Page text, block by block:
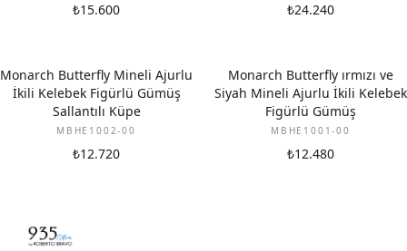
₺15.600 ₺24.240
Monarch Butterfly Mineli Ajurlu
İkili Kelebek Figürlü Gümüş
Sallantılı Küpe
MBHE1002-00
₺12.720
Monarch Butterfly ırmızı ve
Siyah Mineli Ajurlu İkili Kelebek
Figürlü Gümüş
MBHE1001-00
₺12.480